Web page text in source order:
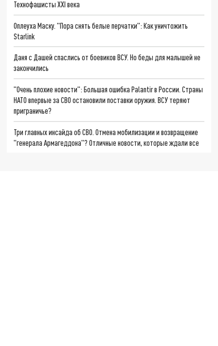
Технофашисты XXI века
Оплеуха Маску. "Пора снять белые перчатки": Как уничтожить
Starlink
Даня с Дашей спаслись от боевиков ВСУ. Но беды для малышей не
закончились
"Очень плохие новости": Большая ошибка Palantir в России. Страны
НАТО впервые за СВО остановили поставки оружия. ВСУ теряют
приграничье?
Три главных инсайда об СВО. Отмена мобилизации и возвращение
"генерала Армагеддона"? Отличные новости, которые ждали все